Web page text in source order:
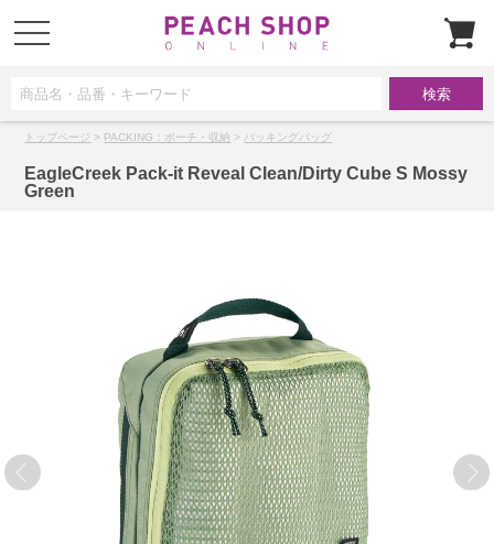
t
o
a
トップページ > PACKING：ポーチ・収納 > パッキングバッグ
EagleCreek Pack-it Reveal Clean/Dirty Cube S Mossy
Green